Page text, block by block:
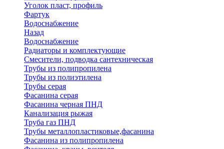
Уголок пласт, профиль
Фартук
Водоснабжение
Назад
Водоснабжение
Радиаторы и комплектующие
Смесители, подводка сантехническая
Трубы из полипропилена
Трубы из полиэтилена
Трубы серая
Фасанина серая
Фасанина черная ПНД
Канализация рыжая
Труба газ ПНД
Трубы металлопластиковые,фасанина
Фасанина из полипропилена